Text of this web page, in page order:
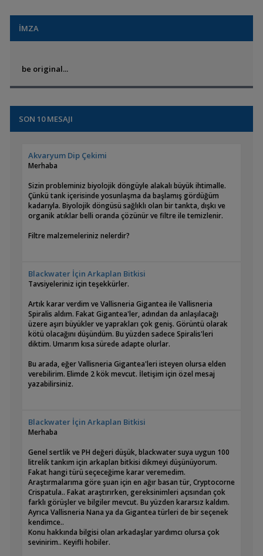
İMZA
be original...
SON 10 MESAJI
Akvaryum Dip Çekimi
Merhaba
Sizin probleminiz biyolojik döngüyle alakalı büyük ihtimalle.
Çünkü tank içerisinde yosunlaşma da başlamış gördüğüm
kadarıyla. Biyolojik döngüsü sağlıklı olan bir tankta, dışkı ve
organik atıklar belli oranda çözünür ve filtre ile temizlenir.
Filtre malzemeleriniz nelerdir?
Blackwater İçin Arkaplan Bitkisi
Tavsiyeleriniz için teşekkürler.
Artık karar verdim ve Vallisneria Gigantea ile Vallisneria
Spiralis aldım. Fakat Gigantea'ler, adından da anlaşılacağı
üzere aşırı büyükler ve yaprakları çok geniş. Görüntü olarak
kötü olacağını düşündüm. Bu yüzden sadece Spiralis'leri
diktim. Umarım kısa sürede adapte olurlar.
Bu arada, eğer Vallisneria Gigantea'leri isteyen olursa elden
verebilirim. Elimde 2 kök mevcut. İletişim için özel mesaj
yazabilirsiniz.
Blackwater İçin Arkaplan Bitkisi
Merhaba
Genel sertlik ve PH değeri düşük, blackwater suya uygun 100
litrelik tankım için arkaplan bitkisi dikmeyi düşünüyorum.
Fakat hangi türü seçeceğime karar veremedim.
Araştırmalarıma göre şuan için en ağır basan tür, Cryptocorne
Crispatula.. Fakat araştırırken, gereksinimleri açısından çok
farklı görüşler ve bilgiler mevcut. Bu yüzden kararsız kaldım.
Ayrıca Vallisneria Nana ya da Gigantea türleri de bir seçenek
kendimce..
Konu hakkında bilgisi olan arkadaşlar yardımcı olursa çok
sevinirim.. Keyifli hobiler.